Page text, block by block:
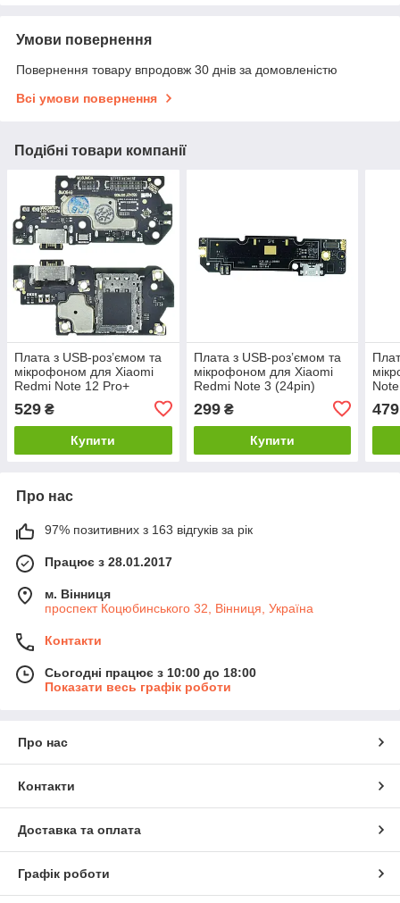
Умови повернення
Повернення товару впродовж 30 днів за домовленістю
Всі умови повернення
Подібні товари компанії
Плата з USB-роз’ємом та
мікрофоном для Xiaomi
Redmi Note 12 Pro+
529 ₴
Купити
Плата з USB-роз’ємом та
мікрофоном для Xiaomi
Redmi Note 3 (24pin)
299₴
Купити
479
Про нас
97% позитивних з 163 відгуків за рік
Працює з 28.01.2017
м. Вінниця
проспект Коцюбинського 32, Вінниця, Україна
Контакти
Сьогодні працює з 10:00 до 18:00
Показати весь графік роботи
Про нас
Контакти
Доставка та оплата
Графік роботи